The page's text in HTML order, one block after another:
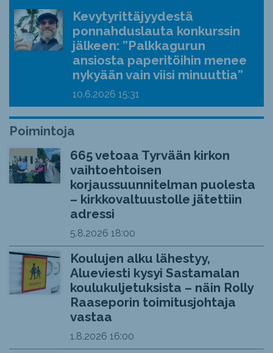
Kevytyrittäjyydestä
ponnahduslauta konkurssin
jälkeen: ”Palkkagurun
ansiosta paperitöihin menee
nykyään vain viisi minuuttia”
10.6.2026 15:31
Poimintoja
665 vetoaa Tyrvään kirkon
vaihtoehtoisen
korjaussuunnitelman puolesta
– kirkkovaltuustolle jätettiin
adressi
5.8.2026 18:00
Koulujen alku lähestyy,
Alueviesti kysyi Sastamalan
koulukuljetuksista – näin Rolly
Raaseporin toimitusjohtaja
vastaa
1.8.2026 16:00